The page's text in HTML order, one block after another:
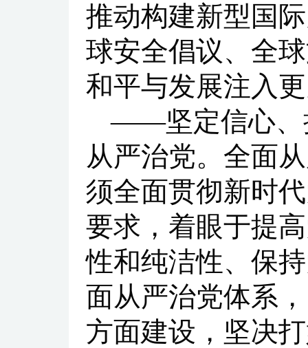
推动构建新型国
球安全倡议、全
和平与发展注入
——坚定信心、
从严治党。全面
须全面贯彻新时
要求，着眼于提
性和纯洁性、保
面从严治党体系
方面建设，坚决